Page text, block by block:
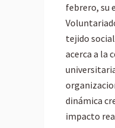
febrero, su
tejido
acerca a la
dinámica
impacto